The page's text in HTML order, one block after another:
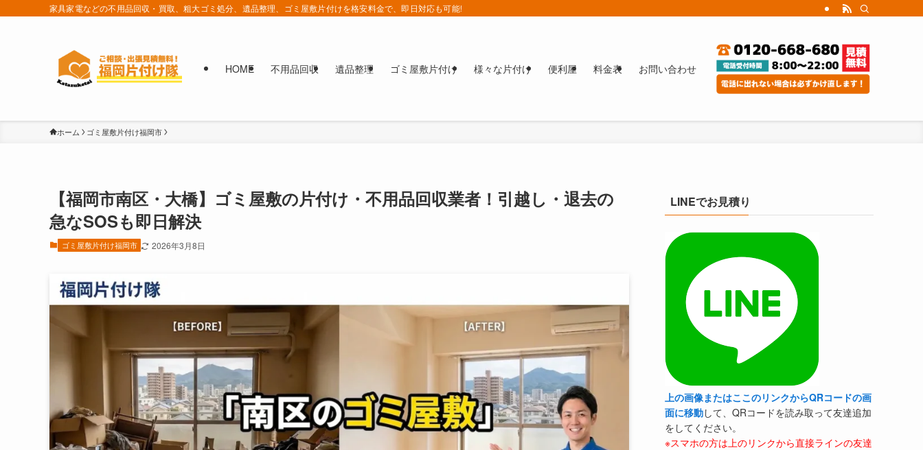
家具家電などの不用品回収・買取、粗大ゴミ処分、遺品整理、ゴミ屋敷片付けを格安料金で、即日対応も可能!!
HOME 不用品回収 遺品整理 ゴミ屋敷片付け 様々な片付け 便利屋 料金表 お問い合わせ
ホーム ゴミ屋敷片付け福岡市
【福岡市南区・大橋】ゴミ屋敷の片付け・不用品回収業者！引越し・退去の
急なSOSも即日解決
ゴミ屋敷片付け福岡市 2026年3月8日
LINEでお見積り
上の画像またはここのリンクからQRコードの画
面に移動して、QRコードを読み取って友達追加
をしてください。
※スマホの方は上のリンクから直接ラインの友達